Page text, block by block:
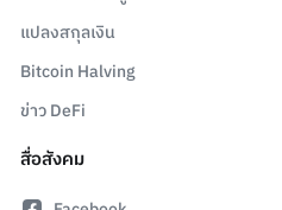
แปลงสกุลเงิน
Bitcoin Halving
ข่าว DeFi
สื่อสังคม